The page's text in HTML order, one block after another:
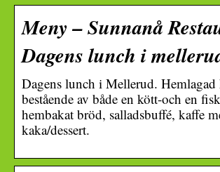
Meny – Sunnanå
Dagens lunch i
Dagens lunch i Mellerud. Hemlagad
bestående av både en kött-och en
hembakat bröd, salladsbuffé, kaffe
kaka/dessert.